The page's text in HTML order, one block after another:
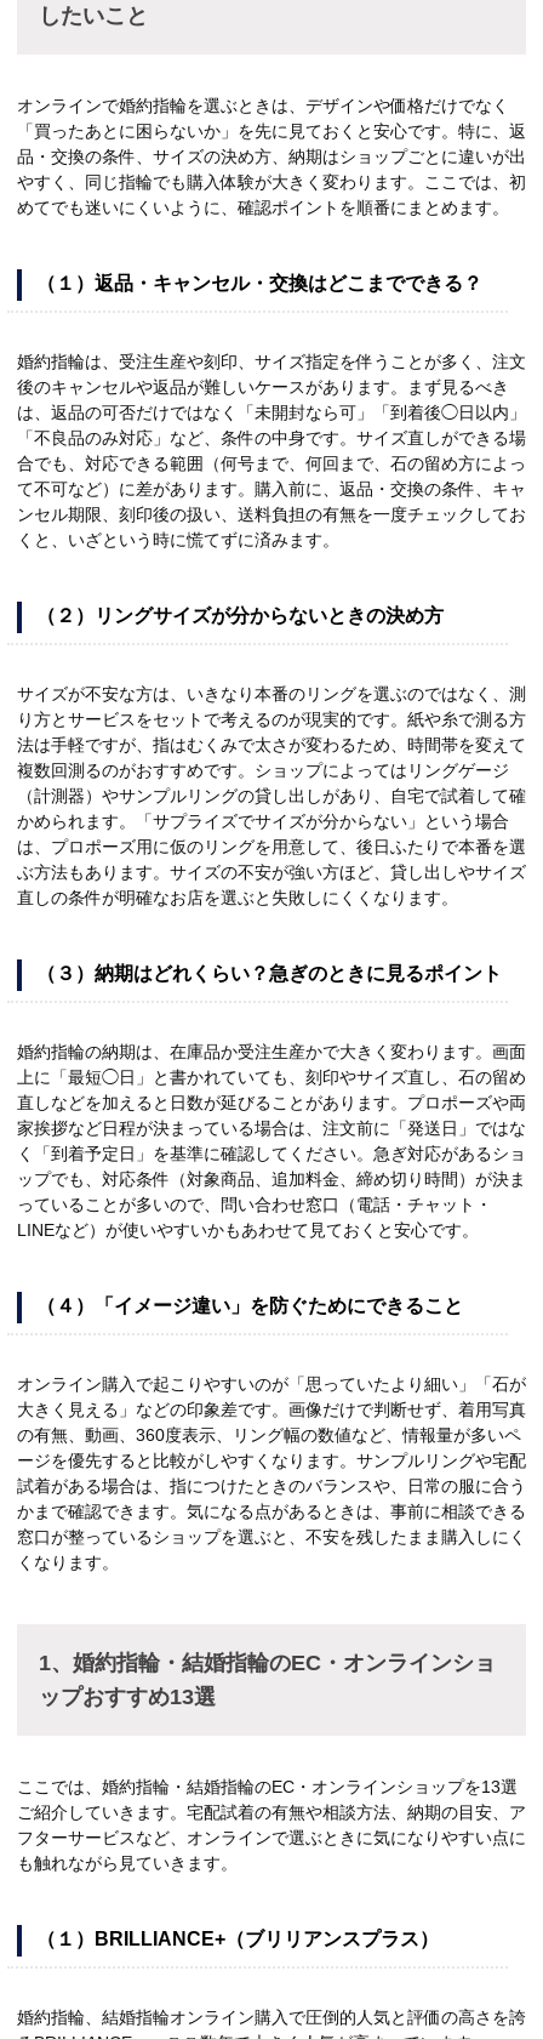
したいこと
オンラインで婚約指輪を選ぶときは、デザインや価格だけでなく
「買ったあとに困らないか」を先に見ておくと安心です。特に、返
品・交換の条件、サイズの決め方、納期はショップごとに違いが出
やすく、同じ指輪でも購入体験が大きく変わります。ここでは、初
めてでも迷いにくいように、確認ポイントを順番にまとめます。
（１）返品・キャンセル・交換はどこまでできる？
婚約指輪は、受注生産や刻印、サイズ指定を伴うことが多く、注文
後のキャンセルや返品が難しいケースがあります。まず見るべき
は、返品の可否だけではなく「未開封なら可」「到着後◯日以内」
「不良品のみ対応」など、条件の中身です。サイズ直しができる場
合でも、対応できる範囲（何号まで、何回まで、石の留め方によっ
て不可など）に差があります。購入前に、返品・交換の条件、キャ
ンセル期限、刻印後の扱い、送料負担の有無を一度チェックしてお
くと、いざという時に慌てずに済みます。
（２）リングサイズが分からないときの決め方
サイズが不安な方は、いきなり本番のリングを選ぶのではなく、測
り方とサービスをセットで考えるのが現実的です。紙や糸で測る方
法は手軽ですが、指はむくみで太さが変わるため、時間帯を変えて
複数回測るのがおすすめです。ショップによってはリングゲージ
（計測器）やサンプルリングの貸し出しがあり、自宅で試着して確
かめられます。「サプライズでサイズが分からない」という場合
は、プロポーズ用に仮のリングを用意して、後日ふたりで本番を選
ぶ方法もあります。サイズの不安が強い方ほど、貸し出しやサイズ
直しの条件が明確なお店を選ぶと失敗しにくくなります。
（３）納期はどれくらい？急ぎのときに見るポイント
婚約指輪の納期は、在庫品か受注生産かで大きく変わります。画面
上に「最短◯日」と書かれていても、刻印やサイズ直し、石の留め
直しなどを加えると日数が延びることがあります。プロポーズや両
家挨拶など日程が決まっている場合は、注文前に「発送日」ではな
く「到着予定日」を基準に確認してください。急ぎ対応があるショ
ップでも、対応条件（対象商品、追加料金、締め切り時間）が決ま
っていることが多いので、問い合わせ窓口（電話・チャット・
LINEなど）が使いやすいかもあわせて見ておくと安心です。
（４）「イメージ違い」を防ぐためにできること
オンライン購入で起こりやすいのが「思っていたより細い」「石が
大きく見える」などの印象差です。画像だけで判断せず、着用写真
の有無、動画、360度表示、リング幅の数値など、情報量が多いペ
ージを優先すると比較がしやすくなります。サンプルリングや宅配
試着がある場合は、指につけたときのバランスや、日常の服に合う
かまで確認できます。気になる点があるときは、事前に相談できる
窓口が整っているショップを選ぶと、不安を残したまま購入しにく
くなります。
1、婚約指輪・結婚指輪のEC・オンラインショ
ップおすすめ13選
ここでは、婚約指輪・結婚指輪のEC・オンラインショップを13選
ご紹介していきます。宅配試着の有無や相談方法、納期の目安、ア
フターサービスなど、オンラインで選ぶときに気になりやすい点に
も触れながら見ていきます。
（１）BRILLIANCE+（ブリリアンスプラス）
婚約指輪、結婚指輪オンライン購入で圧倒的人気と評価の高さを誇